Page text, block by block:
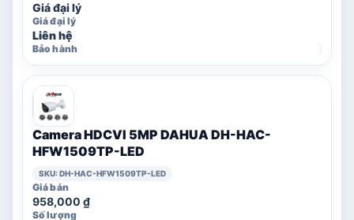
Giá đại lý
Liên hệ
Camera HDCVI 5MP DAHUA DH-HAC-
HFW1509TP-LED
SKU: DH-HAC-HFW1509TP-LED
958,000 ₫